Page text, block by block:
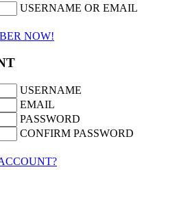
USERNAME OR EMAIL
NOW!
USERNAME
EMAIL
PASSWORD
CONFIRM PASSWORD